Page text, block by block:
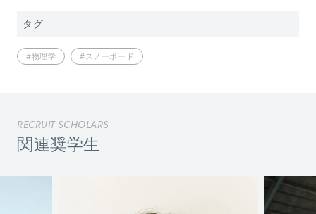
タグ
#物理学 #スノーボード
RECRUIT SCHOLARS
関連奨学生